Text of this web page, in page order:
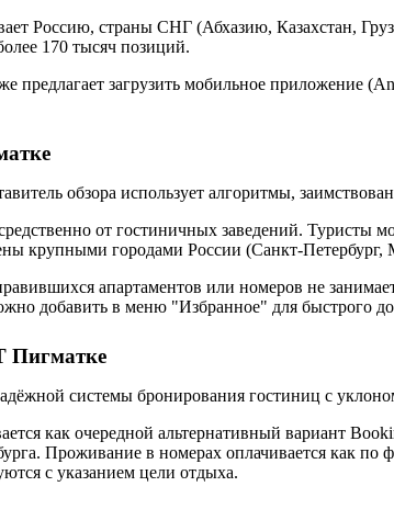
Россию, страны СНГ (Абхазию, Казахстан,
170 тысяч позиций.
предлагает загрузить мобильное приложение
обзора использует алгоритмы,
от гостиничных заведений. Туристы
крупными городами России (Санкт-Петербург,
апартаментов или номеров не
добавить в меню "Избранное" для быстрого
Пигматке
системы бронирования гостиниц с
как очередной альтернативный вариант
Проживание в номерах оплачивается как по
с указанием цели отдыха.